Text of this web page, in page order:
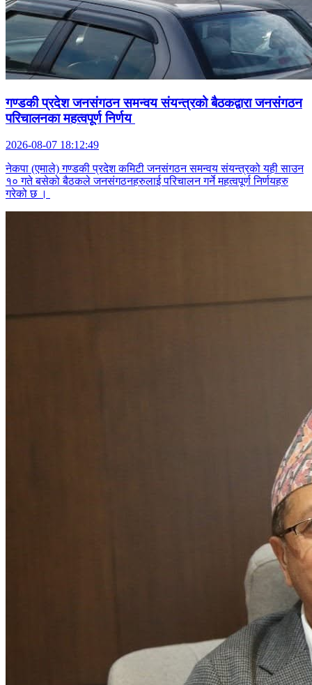
गण्डकी प्रदेश जनसंगठन समन्वय संयन्त्रको बैठकद्वारा जनसंगठन
परिचालनका महत्वपूर्ण निर्णय
2026-08-07 18:12:49
नेकपा (एमाले) गण्डकी प्रदेश कमिटी जनसंगठन समन्वय संयन्त्रको यही साउन
१० गते बसेको बैठकले जनसंगठनहरुलाई परिचालन गर्ने महत्वपूर्ण निर्णयहरु
गरेको छ ।